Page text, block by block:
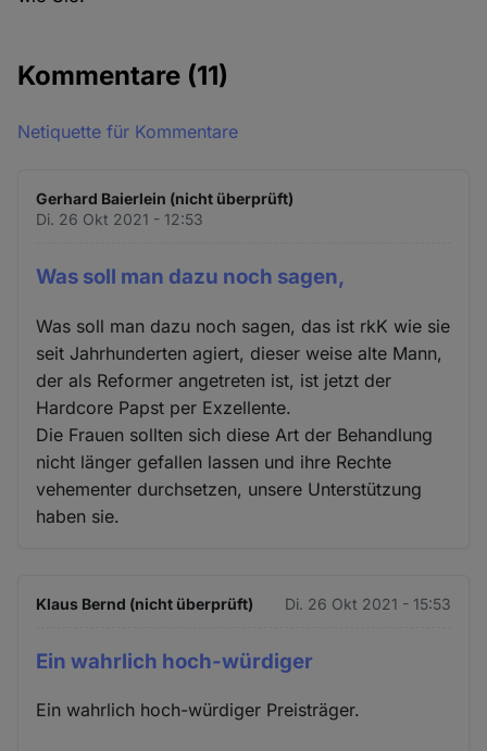
Kommentare (11)
Netiquette für Kommentare
Gerhard Baierlein (nicht überprüft)
Di. 26 Okt 2021 - 12:53
Was soll man dazu noch sagen,
Was soll man dazu noch sagen, das ist rkK wie sie
seit Jahrhunderten agiert, dieser weise alte Mann,
der als Reformer angetreten ist, ist jetzt der
Hardcore Papst per Exzellente.
Die Frauen sollten sich diese Art der Behandlung
nicht länger gefallen lassen und ihre Rechte
vehementer durchsetzen, unsere Unterstützung
haben sie.
Klaus Bernd (nicht überprüft) Di. 26 Okt 2021 - 15:53
Ein wahrlich hoch-würdiger
Ein wahrlich hoch-würdiger Preisträger.